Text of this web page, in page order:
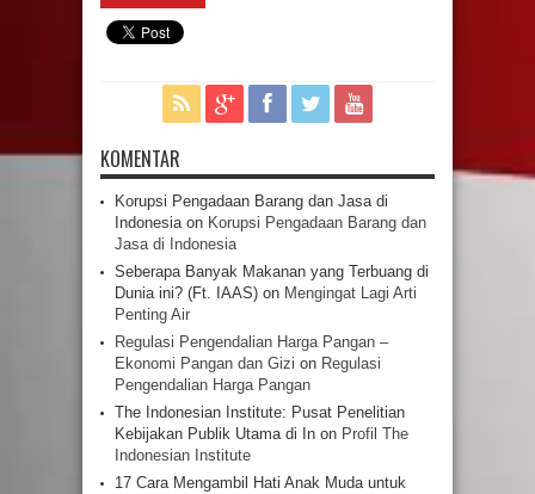
KOMENTAR
Korupsi Pengadaan Barang dan Jasa di
Indonesiaon Korupsi Pengadaan Barang dan
Jasa di Indonesia
Seberapa Banyak Makanan yang Terbuang di
Dunia ini? (Ft. IAAS) on Mengingat Lagi Arti
Penting Air
Regulasi Pengendalian Harga Pangan –
Ekonomi Pangan dan Gizi on Regulasi
Pengendalian Harga Pangan
The Indonesian Institute: Pusat Penelitian
Kebijakan Publik Utama di In on Profil The
Indonesian Institute
17 Cara Mengambil Hati Anak Muda untuk